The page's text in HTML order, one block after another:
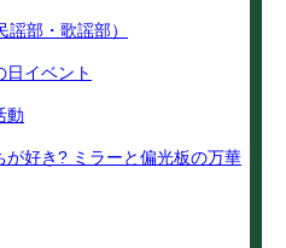
部・歌謡部）
イベント
動
が好き? ミラーと偏光板の万華